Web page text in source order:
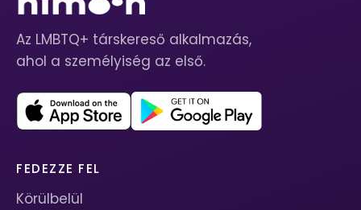
Az LMBTQ+ társkereső alkalmazás,
ahol a személyiség az első.
FEDEZZE FEL
Körülbelül